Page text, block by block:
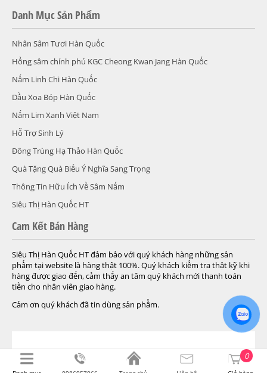
Danh Mục Sản Phẩm
Nhân Sâm Tươi Hàn Quốc
Hồng sâm chính phủ KGC Cheong Kwan Jang Hàn Quốc
Nấm Linh Chi Hàn Quốc
Dầu Xoa Bóp Hàn Quốc
Nấm Lim Xanh Việt Nam
Hỗ Trợ Sinh Lý
Đông Trùng Hạ Thảo Hàn Quốc
Quà Tặng Quà Biếu Ý Nghĩa Sang Trọng
Thông Tin Hữu Ích Về Sâm Nấm
Siêu Thị Hàn Quốc HT
Cam Kết Bán Hàng
Siêu Thị Hàn Quốc HT đảm bảo với quý khách hàng những sản
phẩm tại website là hàng thật 100%. Quý khách kiểm tra thật kỹ khi
hàng được giao đến, cảm thấy an tâm quý khách mới thanh toán
tiền cho nhân viên giao hàng.
Cảm ơn quý khách đã tin dùng sản phẩm.
© 2004-2026 Siêu Thị Hàn Quốc HT. Được cung cấp bởi .
Design By
Gutech.vn
0